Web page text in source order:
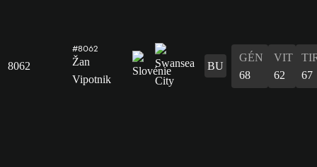
8062
#8062
Žan
Vipotnik
BU
GÉN
68
VIT
62
67